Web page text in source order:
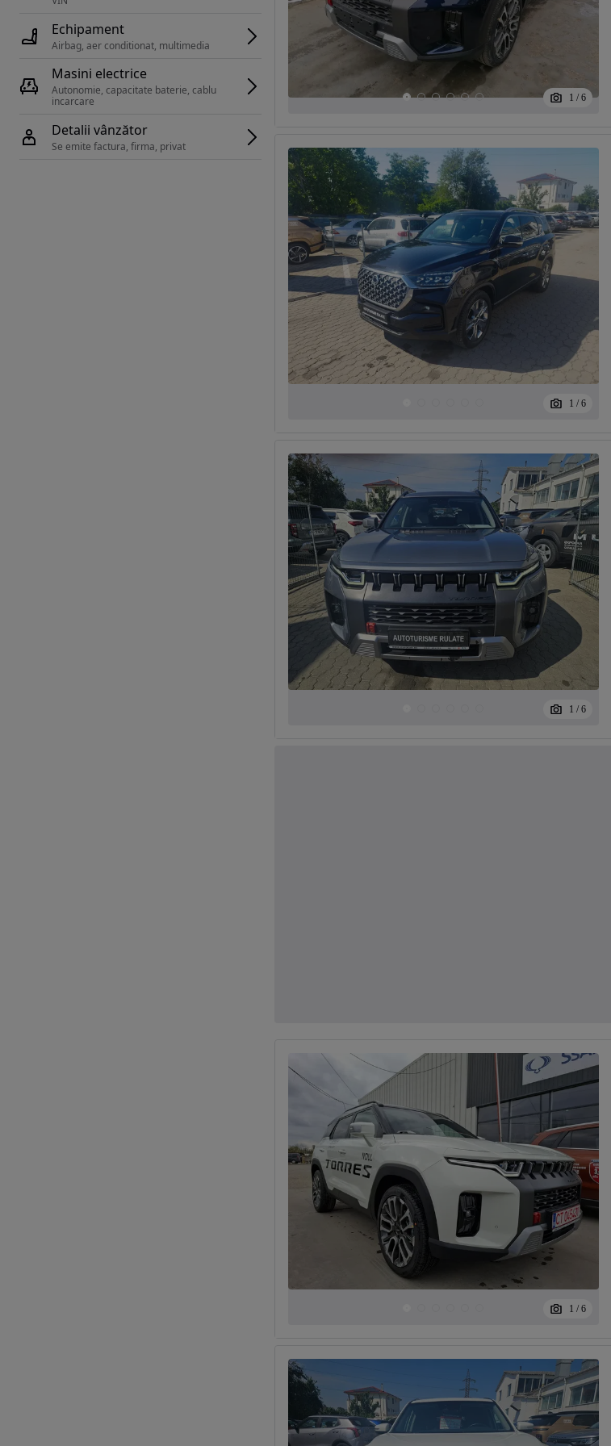
Echipament
Airbag, aer conditionat, multimedia
Masini electrice
Autonomie, capacitate baterie, cablu
Detalii vânzător
Se emite factura, firma, privat
1 / 6
1 / 6
1 / 6
1 / 6